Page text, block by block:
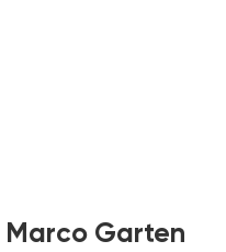
Garten